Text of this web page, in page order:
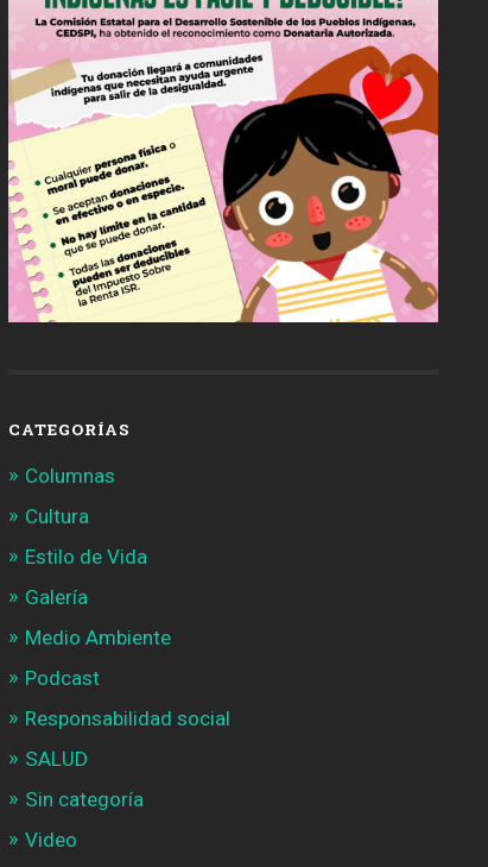
CATEGORÍAS
Columnas
Cultura
Estilo de Vida
Galería
Medio Ambiente
Podcast
Responsabilidad social
SALUD
Sin categoría
Video